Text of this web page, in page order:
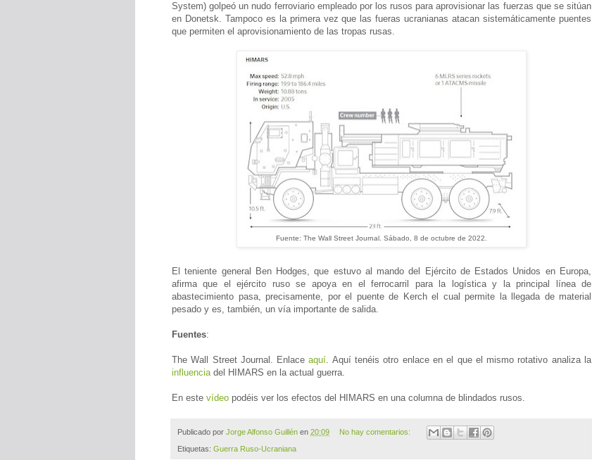
System) golpeó un nudo ferroviario empleado por los rusos para aprovisionar las fuerzas que se sitúan
en Donetsk. Tampoco es la primera vez que las fueras ucranianas atacan sistemáticamente puentes
que permiten el aprovisionamiento de las tropas rusas.
Fuente: The Wall Street Journal. Sábado, 8 de octubre de 2022.
El teniente general Ben Hodges, que estuvo al mando del Ejército de Estados Unidos en Europa,
afirma que el ejército ruso se apoya en el ferrocarril para la logística y la principal línea de
abastecimiento pasa, precisamente, por el puente de Kerch el cual permite la llegada de material
pesado y es, también, un vía importante de salida.
Fuentes:
The Wall Street Journal. Enlaceaquí . Aquí tenéis otro enlace en el que el mismo rotativo analiza la
influencia del HIMARS en la actual guerra.
En este vídeo podéis ver los efectos del HIMARS en una columna de blindados rusos.
Publicado por Jorge Alfonso Guillén en 20:09 No hay comentarios:
Etiquetas: Guerra Ruso-Ucraniana